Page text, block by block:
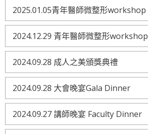
2025.01.05青年醫師微整形workshop
2024.12.29 青年醫師微整形workshop
2024.09.28 成人之美頒獎典禮
2024.09.28 大會晚宴Gala Dinner
2024.09.27 講師晚宴 Faculty Dinner